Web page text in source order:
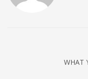
WHAT